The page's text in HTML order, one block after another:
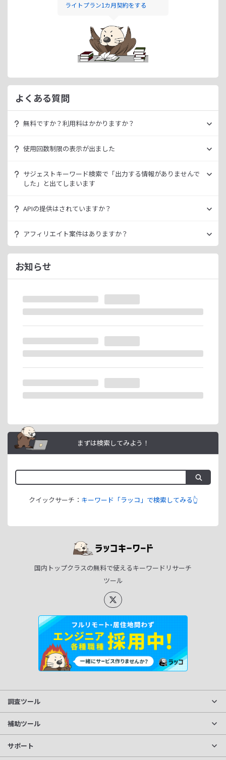
ライトプラン1カ月契約をする
よくある質問
無料ですか？利用料はかかりますか？
いきなり課金されるようなことはございませんので、安心し
ただ、有料プランを利用することでよりニッチなキーワード
上させることができます。
使用回数制限の表示が出ました
ラッコID（メールアドレスのみ30秒登録）にご登録いただく
ことで制限が緩和されます。（※制限リセットは0時）
ご登録済みで制限に到達された場合は、有料プランのご利用
サジェストキーワード検索で「出力する情報がありませんで
した」と出てしまいます
ッコキーワードでも出力することができません。
サジェスト情報を出さない仕様になっております。
今後はサジェスト以外のキーワード取得手段も有料プランに
て提供してまいりますので、そちらにて対応できる見通しで
ございます。
APIの提供はされていますか？
詳細は ラッコキーワードAPIドキュメント
い。
アフィリエイト案件はありますか？
ラッコIDアフィリエイトにて、「ラッコキーワード」のアフ
ィリエイト案件をお取り扱いいたしております。
無料のユーザー登録、利用開始（初回ログイン）と有料プラ
※ラッコIDの重複登録と思われる場合は、成果が発生いたし
ません。
ラッコIDアフィリエイトは、「ユーザー情報」「銀行口座情
報」をご登録いただくことで即日ご利用開始いただけます。
お知らせ
まずは検索してみよう！
クイックサーチ： キーワード「ラッコ」で検索してみる👆
国内トップクラスの無料で使えるキーワードリサーチ
ツール
調査ツール
サイト分析
獲得キーワード調査
補助ツール
文字数カウント
サポート